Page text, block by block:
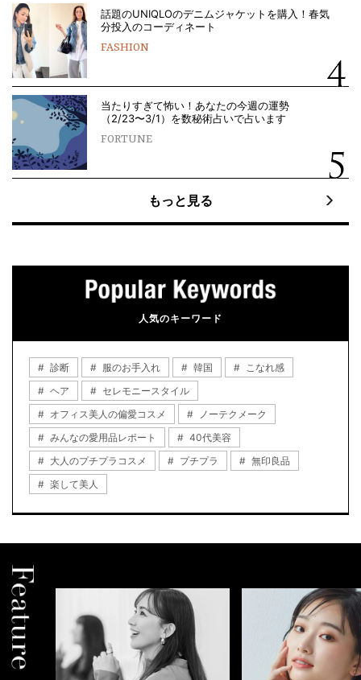
話題のUNIQLOのデニムジャケットを購入！春気
分投入のコーディネート
FASHION
当たりすぎて怖い！あなたの今週の運勢
（2/23〜3/1）を数秘術占いで占います
FORTUNE
もっと見る
人気のキーワード
診断 服のお手入れ 韓国
こなれ感
ヘア
セレモニースタイル
オフィス美人の偏愛コスメ
ノーテクメーク
みんなの愛用品レポート
40代美容
大人のプチプラコスメ
プチプラ
無印良品
楽して美人